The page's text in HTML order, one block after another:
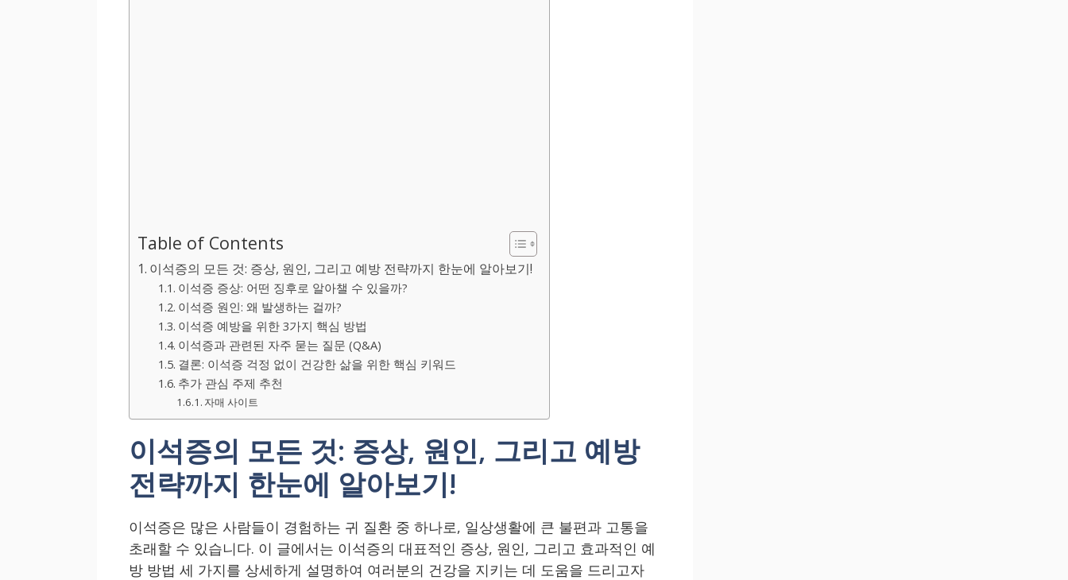
Table of Contents
이석증의 모든 것: 증상, 원인, 그리고 예방 전략까지 한눈에 알아보기!
이석증 증상: 어떤 징후로 알아챌 수 있을까?
이석증 원인: 왜 발생하는 걸까?
이석증 예방을 위한 3가지 핵심 방법
이석증과 관련된 자주 묻는 질문 (Q&A)
결론: 이석증 걱정 없이 건강한 삶을 위한 핵심 키워드
추가 관심 주제 추천
자매 사이트
이석증의 모든 것: 증상, 원인, 그리고 예방
전략까지 한눈에 알아보기!
이석증은 많은 사람들이 경험하는 귀 질환 중 하나로, 일상생활에 큰 불편과 고통을
초래할 수 있습니다. 이 글에서는 이석증의 대표적인 증상, 원인, 그리고 효과적인 예
방 방법 세 가지를 상세하게 설명하여 여러분의 건강을 지키는 데 도움을 드리고자